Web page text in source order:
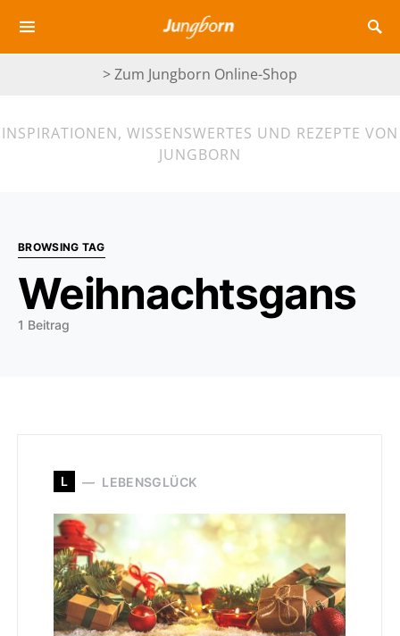
> Zum Jungborn Online-Shop
INSPIRATIONEN, WISSENSWERTES UND REZEPTE VON
JUNGBORN
BROWSING TAG
Weihnachtsgans
1 Beitrag
L LEBENSGLÜCK